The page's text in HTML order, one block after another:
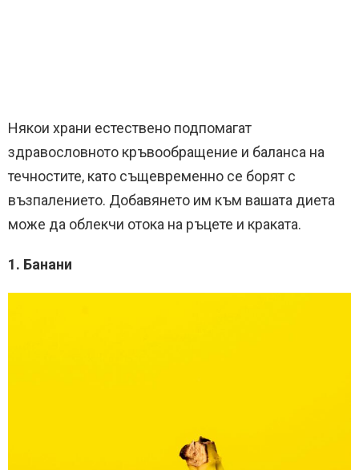
Някои храни естествено подпомагат
здравословното кръвообращение и баланса на
течностите, като същевременно се борят с
възпалението. Добавянето им към вашата диета
може да облекчи отока на ръцете и краката.
1. Банани